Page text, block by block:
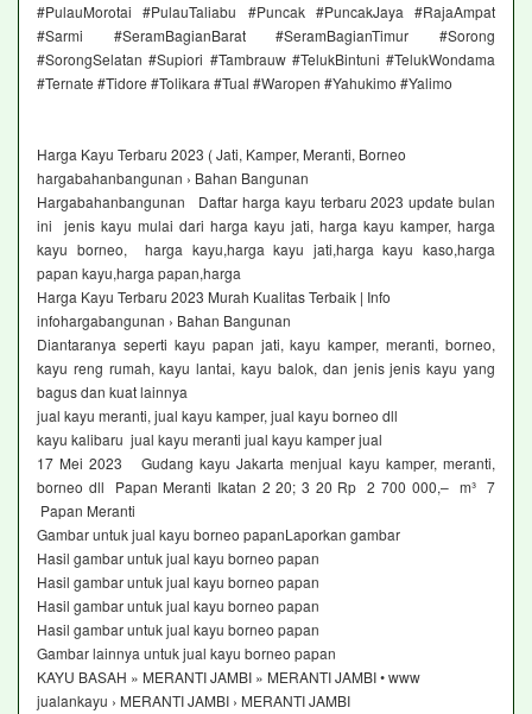
#PulauMorotai #PulauTaliabu #Puncak #PuncakJaya #RajaAmpat
#Sarmi #SeramBagianBarat #SeramBagianTimur #Sorong
#SorongSelatan #Supiori #Tambrauw #TelukBintuni #TelukWondama
#Ternate #Tidore #Tolikara #Tual #Waropen #Yahukimo #Yalimo
Harga Kayu Terbaru 2023 ( Jati, Kamper, Meranti, Borneo
hargabahanbangunan › Bahan Bangunan
Hargabahanbangunan Daftar harga kayu terbaru 2023 update bulan
ini jenis kayu mulai dari harga kayu jati, harga kayu kamper, harga
kayu borneo, harga kayu,harga kayu jati,harga kayu kaso,harga
papan kayu,harga papan,harga
Harga Kayu Terbaru 2023 Murah Kualitas Terbaik | Info
infohargabangunan › Bahan Bangunan
Diantaranya seperti kayu papan jati, kayu kamper, meranti, borneo,
kayu reng rumah, kayu lantai, kayu balok, dan jenis jenis kayu yang
bagus dan kuat lainnya
jual kayu meranti, jual kayu kamper, jual kayu borneo dll
kayu kalibaru jual kayu meranti jual kayu kamper jual
17 Mei 2023 Gudang kayu Jakarta menjual kayu kamper, meranti,
borneo dll Papan Meranti Ikatan 2 20; 3 20 Rp 2 700 000,– m³ 7
Papan Meranti
Gambar untuk jual kayu borneo papanLaporkan gambar
Hasil gambar untuk jual kayu borneo papan
Hasil gambar untuk jual kayu borneo papan
Hasil gambar untuk jual kayu borneo papan
Hasil gambar untuk jual kayu borneo papan
Gambar lainnya untuk jual kayu borneo papan
KAYU BASAH » MERANTI JAMBI » MERANTI JAMBI • www
jualankayu › MERANTI JAMBI › MERANTI JAMBI